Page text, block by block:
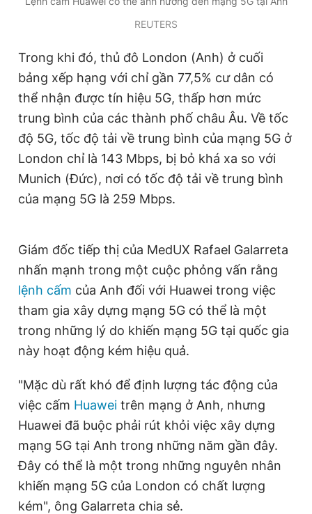
Tổng biên tập: Nguyễn Ngọc Toàn
Phó tổng biên tập thường trực: Hải Thành
Phó tổng biên tập: Lâm Hiếu Dũng
Phó tổng biên tập: Trần Việt Hưng
Tổng thư ký tòa soạn: Đức Trung
Giấy phép xuất bản số 110/GP - BTTTT cấp ngày 24.3.2020
© 2003-2026 Bản quyền thuộc về Báo Thanh Niên. Cấm sao
chép dưới mọi hình thức nếu không có sự chấp thuận bằng văn
bản. Phát triển bởi ePi Technologies, JSC.
REUTERS
Trong khi đó, thủ đô London (Anh) ở cuối
bảng xếp hạng với chỉ gần 77,5% cư dân có
thể nhận được tín hiệu 5G, thấp hơn mức
trung bình của các thành phố châu Âu. Về tốc
độ 5G, tốc độ tải về trung bình của mạng 5G ở
London chỉ là 143 Mbps, bị bỏ khá xa so với
Munich (Đức), nơi có tốc độ tải về trung bình
của mạng 5G là 259 Mbps.
Giám đốc tiếp thị của MedUX Rafael Galarreta
nhấn mạnh trong một cuộc phỏng vấn rằng
lệnh cấm của Anh đối với Huawei trong việc
tham gia xây dựng mạng 5G có thể là một
trong những lý do khiến mạng 5G tại quốc gia
này hoạt động kém hiệu quả.
"Mặc dù rất khó để định lượng tác động của
việc cấm Huawei trên mạng ở Anh, nhưng
Huawei đã buộc phải rút khỏi việc xây dựng
mạng 5G tại Anh trong những năm gần đây.
Đây có thể là một trong những nguyên nhân
khiến mạng 5G của London có chất lượng
kém", ông Galarreta chia sẻ.